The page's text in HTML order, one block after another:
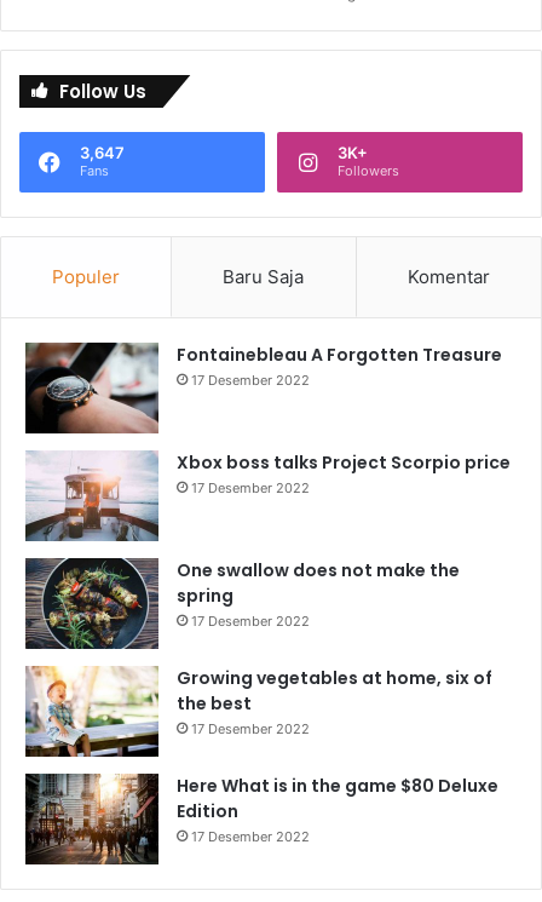
Follow Us
3,647
Fans
3K+
Followers
Populer Baru Saja Komentar
Fontainebleau A Forgotten Treasure
17 Desember 2022
Xbox boss talks Project Scorpio price
17 Desember 2022
One swallow does not make the
spring
17 Desember 2022
Growing vegetables at home, six of
the best
17 Desember 2022
Here What is in the game $80 Deluxe
Edition
17 Desember 2022